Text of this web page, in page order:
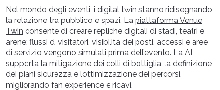
Nel mondo degli eventi, i digital twin stanno ridisegnando
la relazione tra pubblico e spazi. La piattaforma Venue
Twin consente di creare repliche digitali di stadi, teatri e
arene: flussi di visitatori, visibilità dei posti, accessi e aree
di servizio vengono simulati prima dell’evento. La AI
supporta la mitigazione dei colli di bottiglia, la definizione
dei piani sicurezza e l’ottimizzazione dei percorsi,
migliorando fan experience e ricavi.